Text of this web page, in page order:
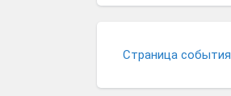
Страница события